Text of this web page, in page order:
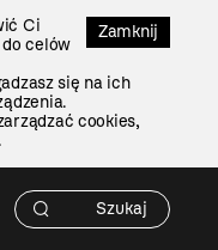
Zamknij
Ci
celów
się na ich
cookies,